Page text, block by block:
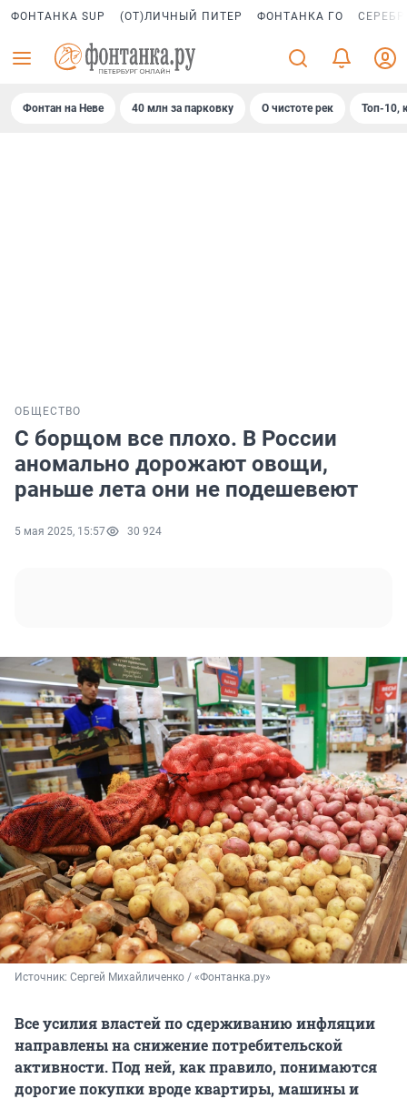
ФОНТАНКА SUP (ОТ)ЛИЧНЫЙ ПИТЕР ФОНТАНКА ГО
Фонтан на Неве 40 млн за парковку О чистоте рек Топ-10,
ОБЩЕСТВО
С борщом все плохо. В России
аномально дорожают овощи,
раньше лета они не подешевеют
5 мая 2025, 15:57 30 924
Источник: Сергей Михайличенко / «Фонтанка.ру»
Все усилия властей по сдерживанию инфляции
направлены на снижение потребительской
активности. Под ней, как правило, понимаются
дорогие покупки вроде квартиры, машины и